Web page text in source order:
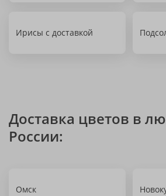
Ирисы с доставкой
Доставка цветов в
России:
Омск